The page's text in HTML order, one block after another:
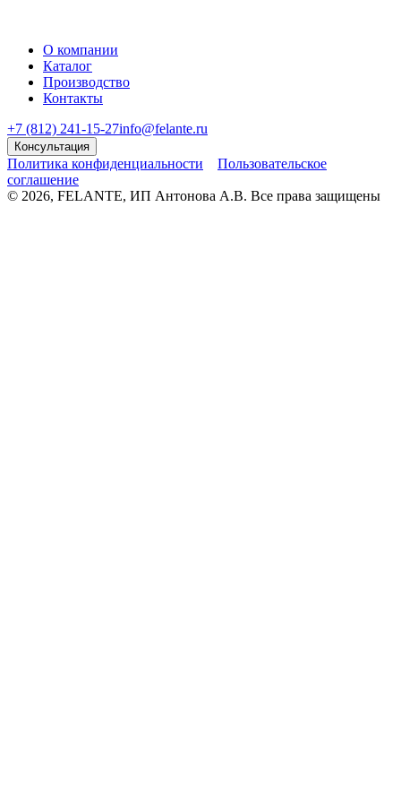
О компании
Каталог
Производство
Контакты
+7 (812) 241-15-27info@felante.ru
Консультация
Политика конфиденциальности
Пользовательское
соглашение
© 2026, FELANTE, ИП Антонова А.В. Все права защищены